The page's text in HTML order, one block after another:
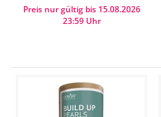
Preis nur gültig bis 15.08.2026
23:59 Uhr